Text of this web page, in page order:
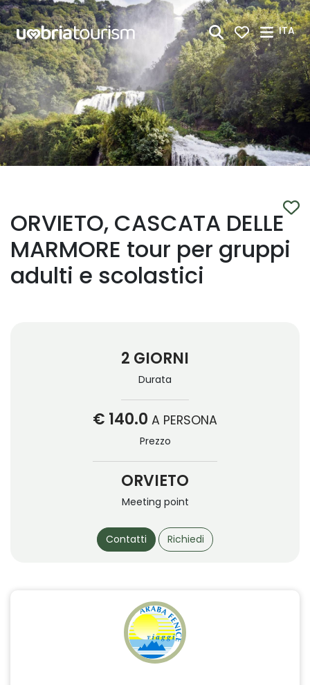
Skip to Main Content
ITA
ORVIETO, CASCATA DELLE
MARMORE tour per gruppi
adulti e scolastici
2 GIORNI
Durata
€ 140.0 A PERSONA
Prezzo
ORVIETO
Meeting point
Contatti Richiedi